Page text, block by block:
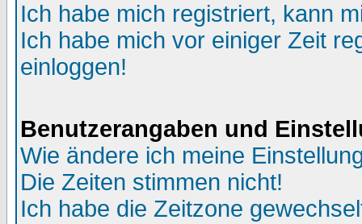
Ich habe mich registriert, kann
Ich habe mich vor einiger Zeit
einloggen!
Benutzerangaben und
Wie ändere ich meine
Die Zeiten stimmen nicht!
Ich habe die Zeitzone